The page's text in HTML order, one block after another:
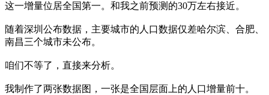
这一增量位居全国第一。和我之前预测的30万左右接近。
随着深圳公布数据，主要城市的人口数据仅差哈尔滨、合肥、
南昌三个城市未公布。
咱们不等了，直接来分析。
我制作了两张数据图，一张是全国层面上的人口增量前十。